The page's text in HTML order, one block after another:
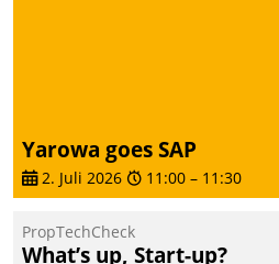
zielgerichtete
Mieterbefragungen – eine
starke Grundlage für
intelligente,
datengestützte
Yarowa goes SAP
2. Juli 2026 11:00 – 11:30
PropTechCheck
What’s up, Start-up?